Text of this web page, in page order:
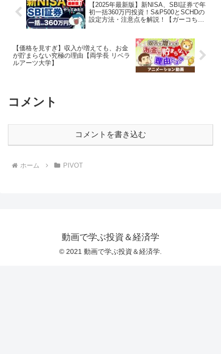
【2025年最新版】新NISA、SBI証券で年
初一括360万円投資！S&P500とSCHDの
設定方法・注意点を解説！【ガーコちゃ
【価格を見すぎ】収入が増えても、お金
が貯まらない究極の理由【両学長 リベラ
ルアーツ大学】
コメント
コメントを書き込む
ホーム PIVOT
動画で学ぶ投資＆経済学
© 2021 動画で学ぶ投資＆経済学.